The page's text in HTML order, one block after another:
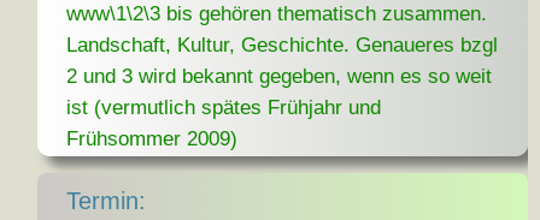
www\1\2\3 bis gehören thematisch zusammen.
Landschaft, Kultur, Geschichte. Genaueres bzgl
2 und 3 wird bekannt gegeben, wenn es so weit
ist (vermutlich spätes Frühjahr und
Frühsommer 2009)
Termin: